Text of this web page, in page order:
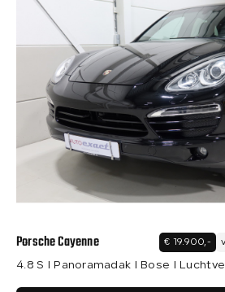
Porsche Cayenne € 19.900,-
4.8 S I Panoramadak I Bose I